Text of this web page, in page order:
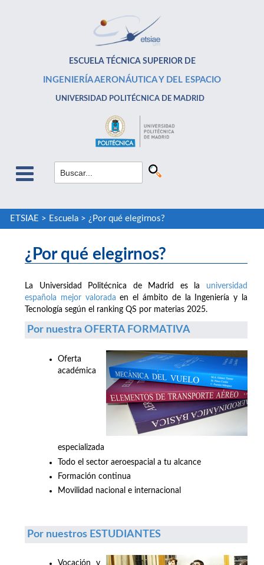
ESCUELA TÉCNICA SUPERIOR DE
INGENIERÍA AERONÁUTICA Y DEL ESPACIO
UNIVERSIDAD POLITÉCNICA DE MADRID
ETSIAE > Escuela> ¿Por qué elegirnos?
¿Por qué elegirnos?
La Universidad Politécnica de Madrid es la universidad
española mejor valorada en el ámbito de la Ingeniería y la
Tecnología según el ranking QS por materias 2025.
Por nuestra OFERTA FORMATIVA
Oferta
académica
especializada
Todo el sector aeroespacial a tu alcance
Formación continua
Movilidad nacional e internacional
Por nuestros ESTUDIANTES
Vocación y